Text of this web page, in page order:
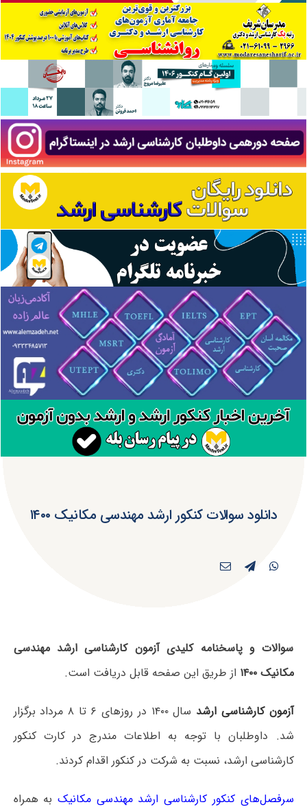
دانلود سوالات کنکور ارشد مهندسی مکانیک ۱۴۰۰
سوالات و پاسخنامه کلیدی آزمون کارشناسی ارشد مهندسی
مکانیک ۱۴۰۰
از طریق این صفحه قابل دریافت است.
آزمون کارشناسی ارشد
سال ۱۴۰۰ در روزهای ۶ تا ۸ مرداد برگزار
شد. داوطلبان با توجه به اطلاعات مندرج در کارت کنکور
کارشناسی ارشد، نسبت به شرکت در کنکور اقدام کردند.
سرفصل‌های کنکور کارشناسی ارشد مهندسی مکانیک به همراه